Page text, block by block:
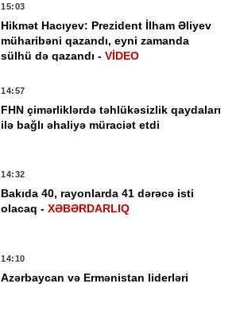
15:03
Hikmət Hacıyev: Prezident İlham Əliyev
müharibəni qazandı, eyni zamanda
sülhü də qazandı -VİDEO
14:57
FHN çimərliklərdə təhlükəsizlik qaydaları
ilə bağlı əhaliyə müraciət etdi
14:32
Bakıda 40, rayonlarda 41 dərəcə isti
olacaq -XƏBƏRDARLIQ
14:10
Azərbaycan və Ermənistan liderləri